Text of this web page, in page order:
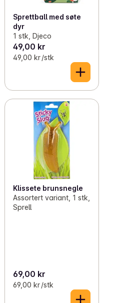
Sprettball med søte
dyr
1 stk, Djeco
49,00 kr
49,00 kr /stk
Klissete brunsnegle
Assortert variant, 1 stk,
Sprell
69,00 kr
69,00 kr /stk